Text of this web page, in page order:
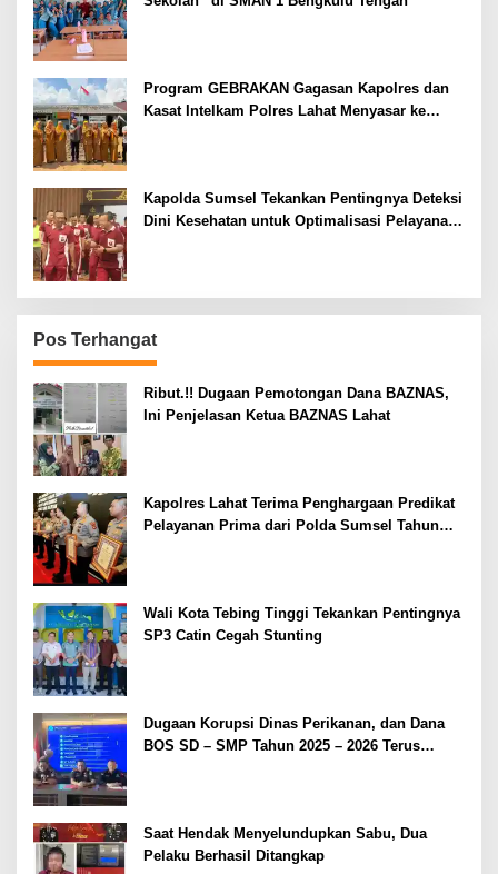
Program GEBRAKAN Gagasan Kapolres dan
Kasat Intelkam Polres Lahat Menyasar ke
Kapolda Sumsel Tekankan Pentingnya Deteksi
Dini Kesehatan untuk Optimalisasi Pelayanan
Pos Terhangat
Ribut.!! Dugaan Pemotongan Dana BAZNAS,
Ini Penjelasan Ketua BAZNAS Lahat
Kapolres Lahat Terima Penghargaan Predikat
Pelayanan Prima dari Polda Sumsel Tahun
Wali Kota Tebing Tinggi Tekankan Pentingnya
SP3 Catin Cegah Stunting
Dugaan Korupsi Dinas Perikanan, dan Dana
BOS SD – SMP Tahun 2025 – 2026 Terus
Saat Hendak Menyelundupkan Sabu, Dua
Pelaku Berhasil Ditangkap